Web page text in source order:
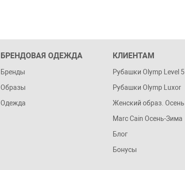
БРЕНДОВАЯ ОДЕЖДА
Бренды
Образы
Одежда
КЛИЕНТАМ
Рубашки Olymp Level 5
Рубашки Olymp Luxor
Женский образ. Осень
Marc Cain Осень-Зима
Блог
Бонусы